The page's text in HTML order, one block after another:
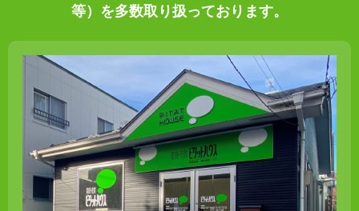
等）を多数取り扱っております。